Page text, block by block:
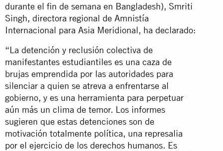
durante el fin de semana en Bangladesh), Smriti
Singh, directora regional de Amnistía
Internacional para Asia Meridional, ha declarado:
“La detención y reclusión colectiva de
manifestantes estudiantiles es una caza de
brujas emprendida por las autoridades para
silenciar a quien se atreva a enfrentarse al
gobierno, y es una herramienta para perpetuar
aún más un clima de temor. Los informes
sugieren que estas detenciones son de
motivación totalmente política, una represalia
por el ejercicio de los derechos humanos. Es